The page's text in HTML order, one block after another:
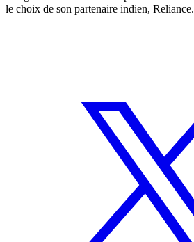
le choix de son partenaire indien, Reliance.